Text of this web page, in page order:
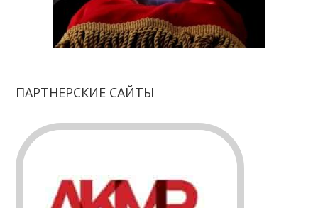
ПАРТНЕРСКИЕ САЙТЫ